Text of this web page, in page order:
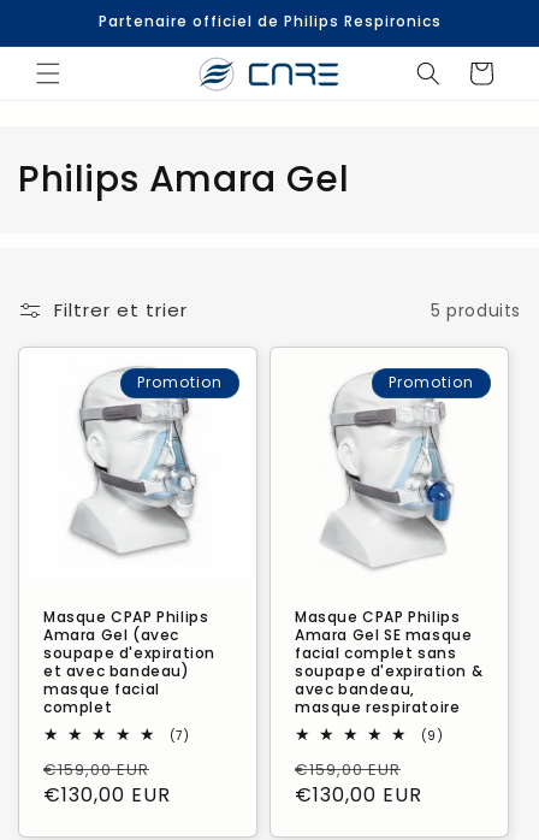
au
contenu
Partenaire officiel de Philips Respironics
Panier
C
l
e
Philips Amara Gel
Filtrer et trier 5 produits
Promotion
Masque CPAP Philips
Amara Gel (avec
soupape d'expiration
et avec bandeau)
masque facial
complet
(7)
Prix
habituel
€159,00 EUR
promotionnel
€130,00 EUR
Promotion
Masque CPAP Philips
Amara Gel SE masque
facial complet sans
soupape d'expiration &
avec bandeau,
masque respiratoire
(9)
Prix
habituel
€159,00 EUR
€130,00 EUR